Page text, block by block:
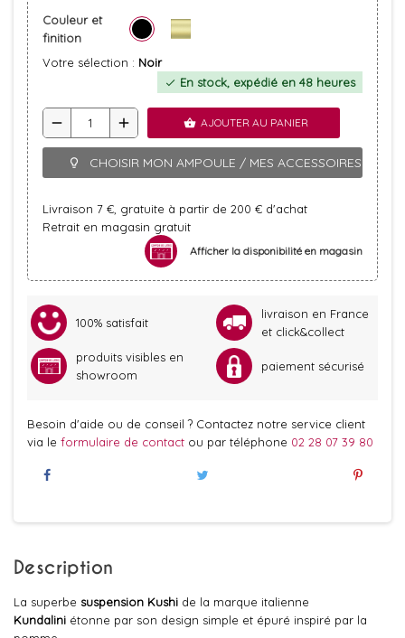
Couleur et
finition
Votre sélection : Noir
check En stock, expédié en 48 heures
remove add shopping_basket AJOUTER AU PANIER
lightbulb_outline CHOISIR MON AMPOULE / MES ACCESSOIRES
Livraison 7 €, gratuite à partir de 200 € d'achat
Retrait en magasin gratuit
Afficher la disponibilité en magasin
100% satisfait
livraison en France
et click&collect
produits visibles en
showroom
paiement sécurisé
Besoin d'aide ou de conseil ? Contactez notre service client
via le formulaire de contact ou par téléphone 02 28 07 39 80
Description
La superbe suspension Kushi de la marque italienne
Kundalini étonne par son design simple et épuré inspiré par la